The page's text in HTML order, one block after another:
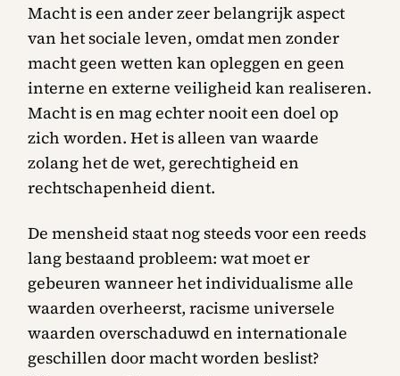
Macht is een ander zeer belangrijk aspect
van het sociale leven, omdat men zonder
macht geen wetten kan opleggen en geen
interne en externe veiligheid kan realiseren.
Macht is en mag echter nooit een doel op
zich worden. Het is alleen van waarde
zolang het de wet, gerechtigheid en
rechtschapenheid dient.
De mensheid staat nog steeds voor een reeds
lang bestaand probleem: wat moet er
gebeuren wanneer het individualisme alle
waarden overheerst, racisme universele
waarden overschaduwd en internationale
geschillen door macht worden beslist?